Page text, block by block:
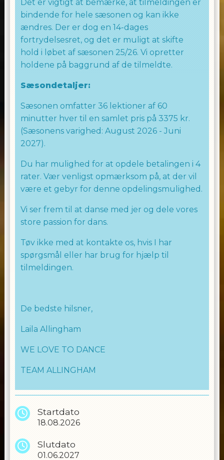
Det er vigtigt at bemærke, at tilmeldingen er
bindende for hele sæsonen og kan ikke
ændres. Der er dog en 14-dages
fortrydelsesret, og det er muligt at skifte
hold i løbet af sæsonen 25/26. Vi opretter
holdene på baggrund af de tilmeldte.
Sæsondetaljer:
Sæsonen omfatter 36 lektioner af 60
minutter hver til en samlet pris på 3375 kr.
(Sæsonens varighed: August 2026 - Juni
2027).
Du har mulighed for at opdele betalingen i 4
rater. Vær venligst opmærksom på, at der vil
være et gebyr for denne opdelingsmulighed.
Vi ser frem til at danse med jer og dele vores
store passion for dans.
Tøv ikke med at kontakte os, hvis I har
spørgsmål eller har brug for hjælp til
tilmeldingen.
De bedste hilsner,
Laila Allingham
WE LOVE TO DANCE
TEAM ALLINGHAM
Startdato
18.08.2026
Slutdato
01.06.2027